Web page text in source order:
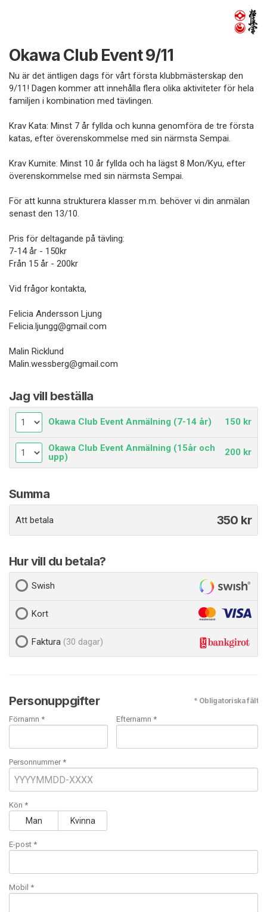
Okawa Club Event 9/11
Nu är det äntligen dags för vårt första klubbmästerskap den
9/11! Dagen kommer att innehålla flera olika aktiviteter för hela
familjen i kombination med tävlingen.
Krav Kata: Minst 7 år fyllda och kunna genomföra de tre första
katas, efter överenskommelse med sin närmsta Sempai.
Krav Kumite: Minst 10 år fyllda och ha lägst 8 Mon/Kyu, efter
överenskommelse med sin närmsta Sempai.
För att kunna strukturera klasser m.m. behöver vi din anmälan
senast den 13/10.
Pris för deltagande på tävling:
7-14 år - 150kr
Från 15 år - 200kr
Vid frågor kontakta,
Felicia Andersson Ljung
Felicia.ljungg@gmail.com
Malin Ricklund
Malin.wessberg@gmail.com
Jag vill beställa
Okawa Club Event Anmälning (7-14 år) 150 kr
Okawa Club Event Anmälning (15år och
upp)
200 kr
Summa
Att betala 350 kr
Hur vill du betala?
Swish
Kort
Faktura (30 dagar)
Personuppgifter * Obligatoriska fält
Förnamn * Efternamn *
Personnummer *
Kön *
Man Kvinna
E-post *
Mobil *